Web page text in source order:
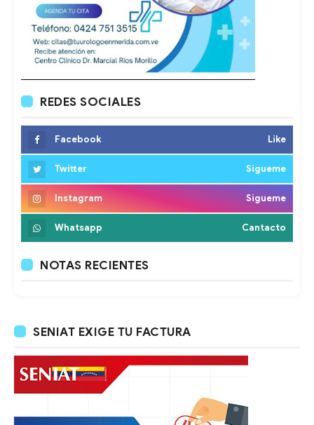
REDES SOCIALES
Facebook Like
Twitter Sigueme
Instagram Sigueme
Whatsapp Cantacto
NOTAS RECIENTES
SENIAT EXIGE TU FACTURA